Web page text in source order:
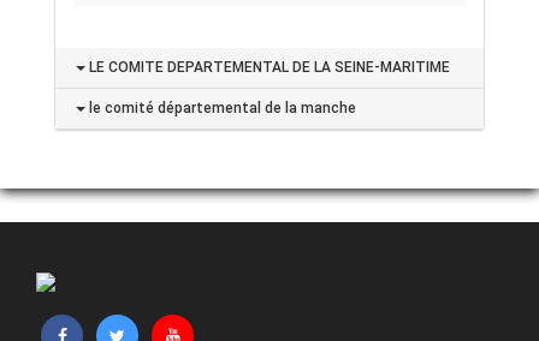
LE COMITE DEPARTEMENTAL DE LA SEINE-MARITIME
le comité départemental de la manche